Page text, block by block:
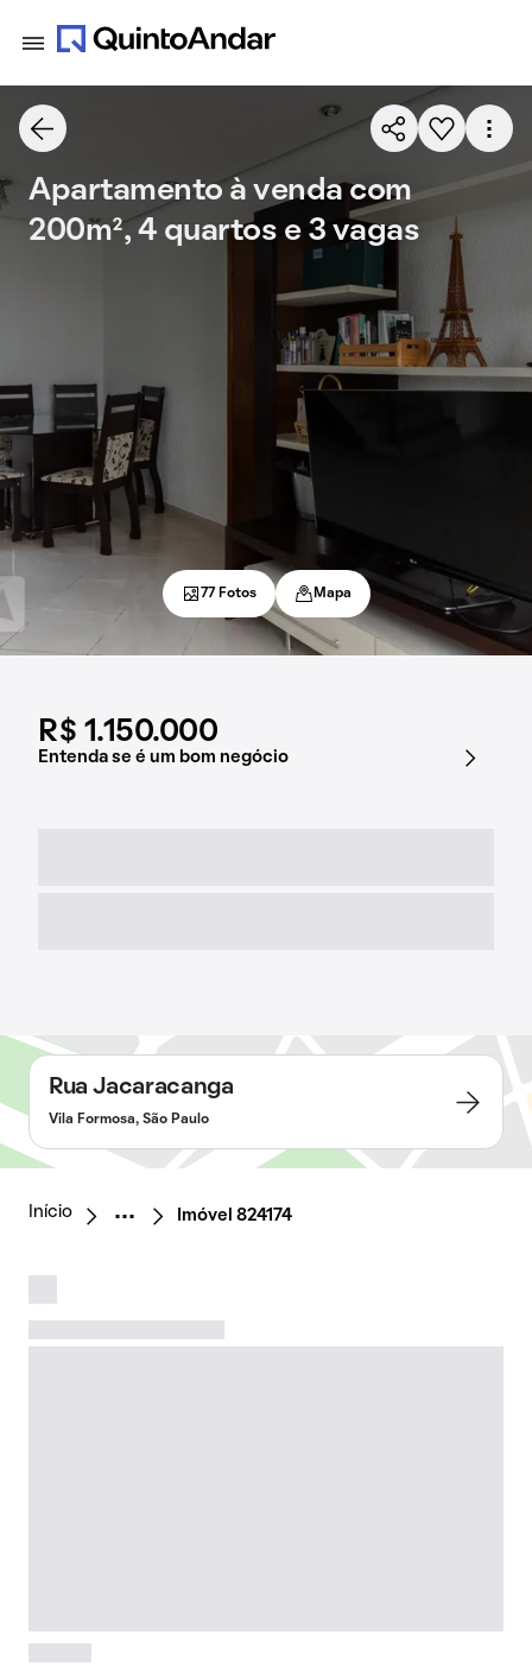
R$ 1.150.000
Entenda se é um bom negócio
Apartamento à venda com
200m², 4 quartos e 3 vagas
77 Fotos Mapa
Rua Jacaracanga
Vila Formosa, São Paulo
Início Imóvel 824174